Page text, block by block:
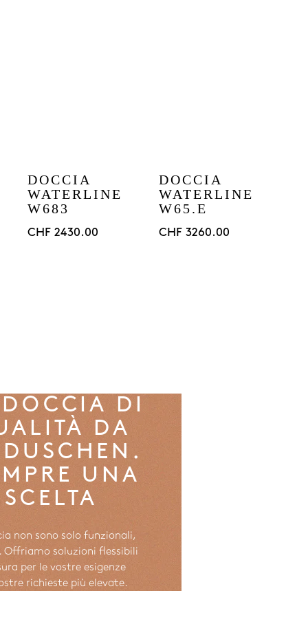
DOCCIA
WATERLINE
W683
CHF 2430.00
DOCCIA
WATERLINE
W65.E
CHF 3260.00
DI
DA
UNA
non sono solo funzionali,
Offriamo soluzioni flessibili
per le vostre esigenze
richieste più elevate.